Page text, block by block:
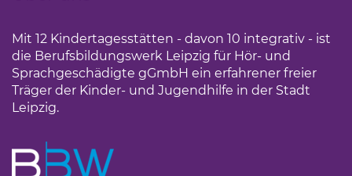
Mit 12 Kindertagesstätten - davon 10 integrativ - ist
die Berufsbildungswerk Leipzig für Hör- und
Sprachgeschädigte gGmbH ein erfahrener freier
Träger der Kinder- und Jugendhilfe in der Stadt
Leipzig.